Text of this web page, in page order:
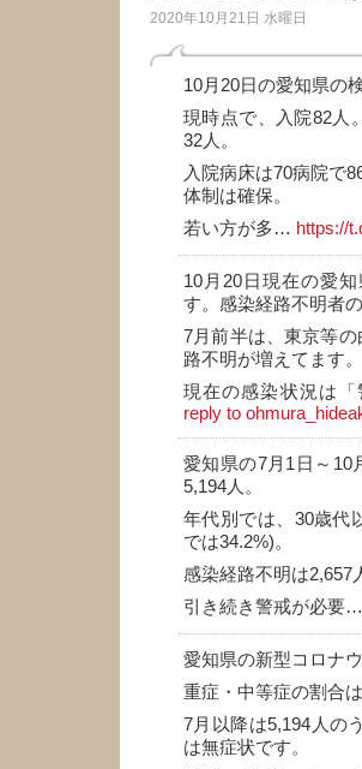
2020年10月21日 水曜日
10月20日の愛知県の
現時点で、入院82人
32人。
入院病床は70病院で
体制は確保。
若い方が多… https://
10月20日現在の愛
す。感染経路不明者
7月前半は、東京等
路不明が増えてます。
現在の感染状況は
reply to
愛知県の7月1日～10
5,194人。
年代別では、30歳代
では34.2%)。
感染経路不明は2,657
引き続き警戒が必要…
愛知県の新型コロナ
重症・中等症の割合
7月以降は5,194人の
は無症状です。